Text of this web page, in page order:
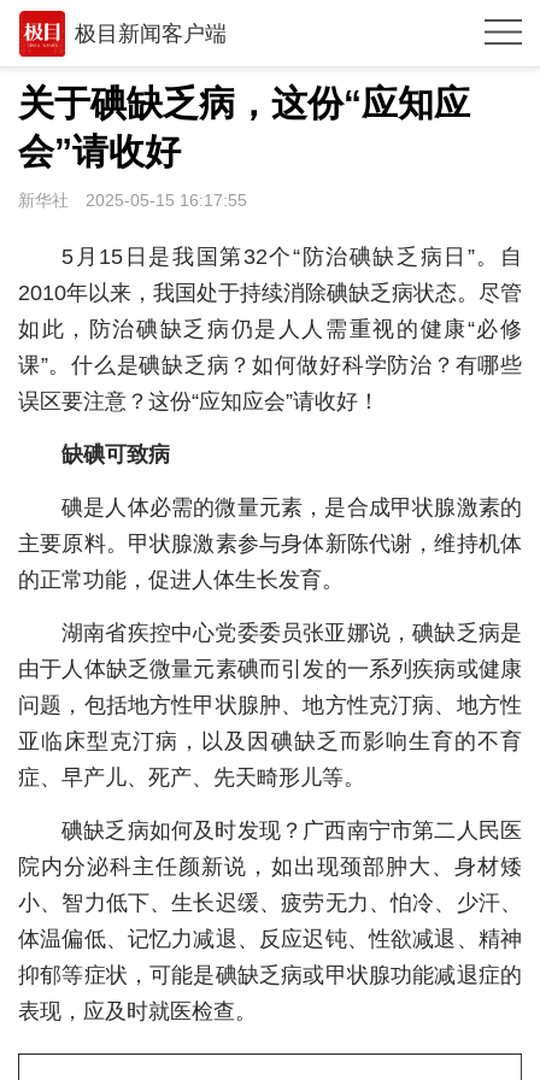
极目新闻客户端
推荐
观点
时政
武汉
世相
环球
经济
城建
科教
健康
悠游
相亲
汽车
房产
消费
创意
文化
关于碘缺乏病，这份“应知应
会”请收好
新华社 2025-05-15 16:17:55
5月15日是我国第32个“防治碘缺乏病日”。自
2010年以来，我国处于持续消除碘缺乏病状态。尽管
如此，防治碘缺乏病仍是人人需重视的健康“必修
课”。什么是碘缺乏病？如何做好科学防治？有哪些
误区要注意？这份“应知应会”请收好！
缺碘可致病
碘是人体必需的微量元素，是合成甲状腺激素的
主要原料。甲状腺激素参与身体新陈代谢，维持机体
的正常功能，促进人体生长发育。
湖南省疾控中心党委委员张亚娜说，碘缺乏病是
由于人体缺乏微量元素碘而引发的一系列疾病或健康
问题，包括地方性甲状腺肿、地方性克汀病、地方性
亚临床型克汀病，以及因碘缺乏而影响生育的不育
症、早产儿、死产、先天畸形儿等。
碘缺乏病如何及时发现？广西南宁市第二人民医
院内分泌科主任颜新说，如出现颈部肿大、身材矮
小、智力低下、生长迟缓、疲劳无力、怕冷、少汗、
体温偏低、记忆力减退、反应迟钝、性欲减退、精神
抑郁等症状，可能是碘缺乏病或甲状腺功能减退症的
表现，应及时就医检查。